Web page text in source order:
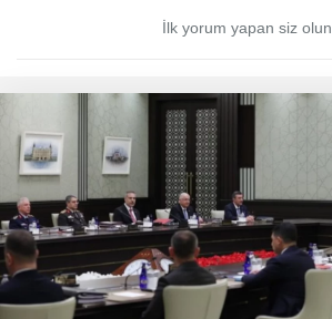
İlk yorum yapan siz olun.